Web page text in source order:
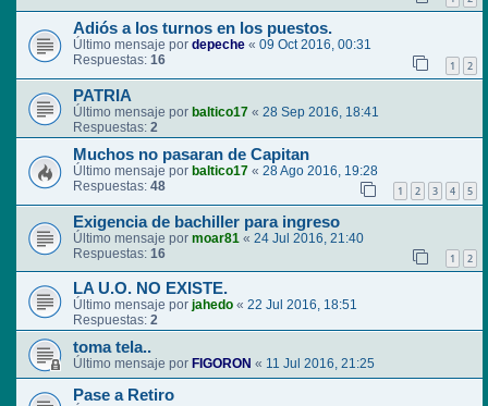
Adiós a los turnos en los puestos.
Último mensaje por depeche « 09 Oct 2016, 00:31
Respuestas: 16 1 2
PATRIA
Último mensaje por baltico17 « 28 Sep 2016, 18:41
Respuestas: 2
Muchos no pasaran de Capitan
Último mensaje por baltico17 « 28 Ago 2016, 19:28
Respuestas: 48 1 2 3 4 5
Exigencia de bachiller para ingreso
Último mensaje por moar81 « 24 Jul 2016, 21:40
Respuestas: 16 1 2
LA U.O. NO EXISTE.
Último mensaje por jahedo « 22 Jul 2016, 18:51
Respuestas: 2
toma tela..
Último mensaje por FIGORON « 11 Jul 2016, 21:25
Pase a Retiro